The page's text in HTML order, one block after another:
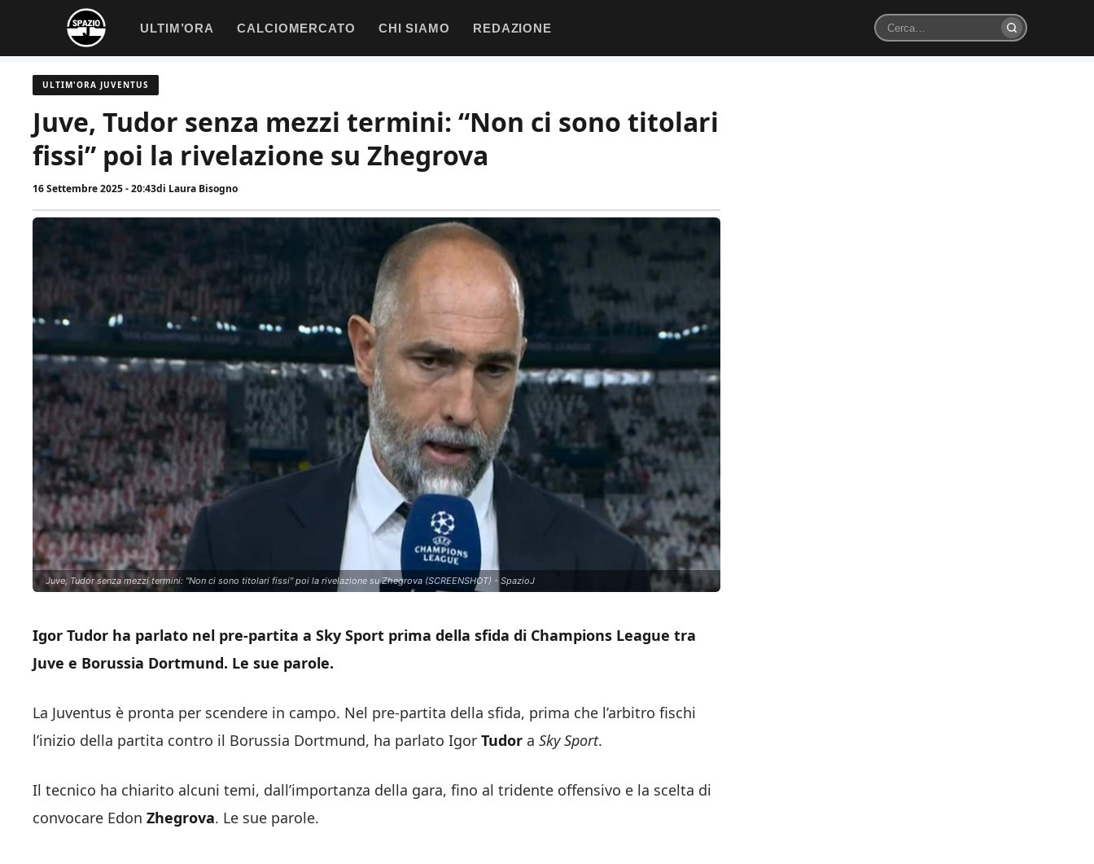
contenuto
ULTIM’ORA CALCIOMERCATO CHI SIAMO REDAZIONE
Cerca
ULTIM'ORA JUVENTUS
Juve, Tudor senza mezzi termini: “Non ci sono titolari
fissi” poi la rivelazione su Zhegrova
16 Settembre 2025 - 20:43di Laura Bisogno
Juve, Tudor senza mezzi termini: "Non ci sono titolari fissi" poi la rivelazione su Zhegrova (SCREENSHOT) - SpazioJ
Igor Tudor ha parlato nel pre-partita a Sky Sport prima della sfida di Champions League tra
Juve e Borussia Dortmund. Le sue parole.
La Juventus è pronta per scendere in campo. Nel pre-partita della sfida, prima che l’arbitro fischi
l’inizio della partita contro il Borussia Dortmund, ha parlato Igor Tudor a Sky Sport.
Il tecnico ha chiarito alcuni temi, dall’importanza della gara, fino al tridente offensivo e la scelta di
convocare Edon Zhegrova. Le sue parole.